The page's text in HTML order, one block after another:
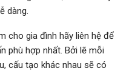
dàng.
cho gia đình hãy liên hệ để
phù hợp nhất. Bởi lẽ mỗi
cấu tạo khác nhau sẽ có